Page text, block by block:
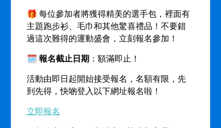
🎁 每位參加者將獲得精美的選手包，裡面有
主題跑步衫、毛巾和其他驚喜禮品！不要錯
過這次難得的運動盛會，立刻報名參加！
🗓️報名截止日期 ：額滿即止！
活動由即日起開始接受報名，名額有限，先
到先得，快啲登入以下網址報名啦！
立即報名